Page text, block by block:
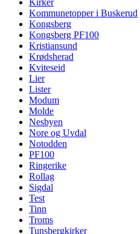
Kirker
Kommunetopper i Buskerud
Kongsberg
Kongsberg PF100
Kristiansund
Krødsherad
Kviteseid
Lier
Lister
Modum
Molde
Nesbyen
Nore og Uvdal
Notodden
PF100
Ringerike
Rollag
Sigdal
Test
Tinn
Troms
Tunsbergkirker